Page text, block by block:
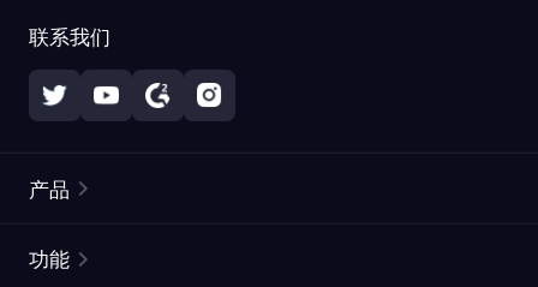
联系我们
产品
功能